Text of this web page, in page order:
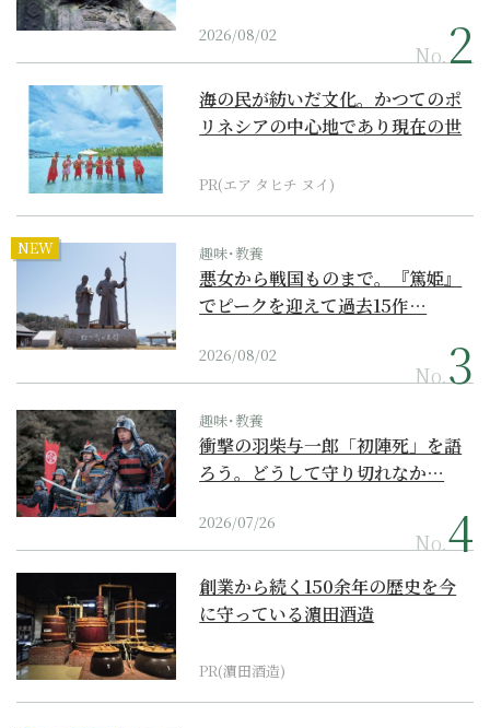
2026/08/02
No.
海の民が紡いだ文化。かつてのポ
リネシアの中心地であり現在の世
PR(エア タヒチ ヌイ)
NEW 趣味･教養
悪女から戦国ものまで。『篤姫』
でピークを迎えて過去15作…
2026/08/02
No.
趣味･教養
衝撃の羽柴与一郎「初陣死」を語
ろう。どうして守り切れなか…
2026/07/26
No.
創業から続く150余年の歴史を今
に守っている濵田酒造
PR(濵田酒造)